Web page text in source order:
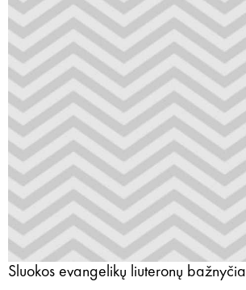
Sluokos evangelikų liuteronų bažnyčia